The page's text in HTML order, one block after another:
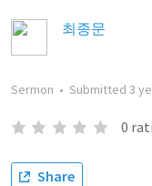
최종문
Sermon • Submitted 3
0
Share